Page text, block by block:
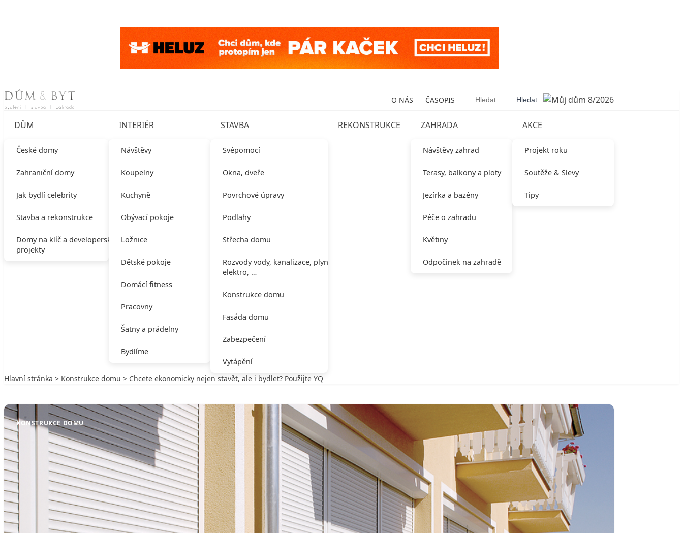
Skip to content O NÁS ČASOPIS Vyhledávání
DŮM
České domy
Zahraniční domy
Jak bydlí celebrity
Stavba a rekonstrukce
Domy na klíč a developerské
projekty
INTERIÉR
Návštěvy
Koupelny
Kuchyně
Obývací pokoje
Ložnice
Dětské pokoje
Domácí fitness
Pracovny
Šatny a prádelny
Bydlíme
STAVBA
Svépomocí
Okna, dveře
Povrchové úpravy
Podlahy
Střecha domu
Rozvody vody, kanalizace, plynu,
elektro, …
Konstrukce domu
Fasáda domu
Zabezpečení
Vytápění
REKONSTRUKCE ZAHRADA
Návštěvy zahrad
Terasy, balkony a ploty
Jezírka a bazény
Péče o zahradu
Květiny
Odpočinek na zahradě
AKCE
Projekt roku
Soutěže & Slevy
Tipy
Hlavní stránka > Konstrukce domu > Chcete ekonomicky nejen stavět, ale i bydlet? Použijte YQ
KONSTRUKCE DOMU